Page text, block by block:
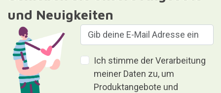
und Neuigkeiten
Ich stimme der Verarbeitung
meiner Daten zu, um
Produktangebote und